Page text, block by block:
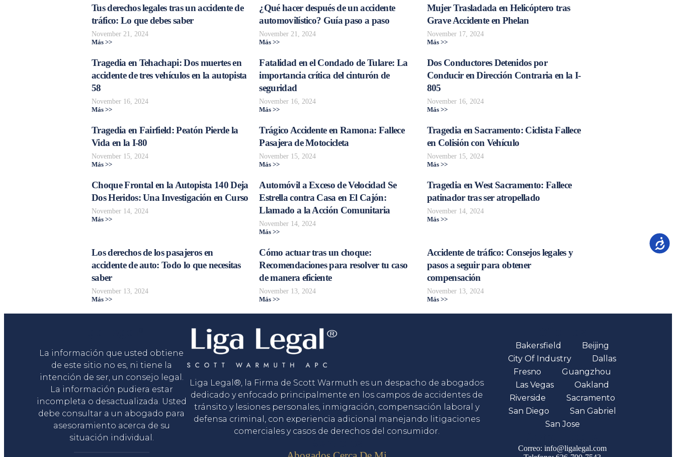
Tus derechos legales tras un accidente de
tráfico: Lo que debes saber
November 21, 2024
Más >>
¿Qué hacer después de un accidente
automovilístico? Guía paso a paso
November 21, 2024
Más >>
Mujer Trasladada en Helicóptero tras
Grave Accidente en Phelan
November 17, 2024
Más >>
Tragedia en Tehachapi: Dos muertes en
accidente de tres vehículos en la autopista
58
November 16, 2024
Más >>
Fatalidad en el Condado de Tulare: La
importancia crítica del cinturón de
seguridad
November 16, 2024
Más >>
Dos Conductores Detenidos por
Conducir en Dirección Contraria en la I-
805
November 16, 2024
Más >>
Tragedia en Fairfield: Peatón Pierde la
Vida en la I-80
November 15, 2024
Más >>
Trágico Accidente en Ramona: Fallece
Pasajera de Motocicleta
November 15, 2024
Más >>
Tragedia en Sacramento: Ciclista Fallece
en Colisión con Vehículo
November 15, 2024
Más >>
Choque Frontal en la Autopista 140 Deja
Dos Heridos: Una Investigación en Curso
November 14, 2024
Más >>
Automóvil a Exceso de Velocidad Se
Estrella contra Casa en El Cajón:
Llamado a la Acción Comunitaria
November 14, 2024
Más >>
Tragedia en West Sacramento: Fallece
patinador tras ser atropellado
November 14, 2024
Más >>
Los derechos de los pasajeros en
accidente de auto: Todo lo que necesitas
saber
November 13, 2024
Más >>
Cómo actuar tras un choque:
Recomendaciones para resolver tu caso
de manera eficiente
November 13, 2024
Más >>
Accidente de tráfico: Consejos legales y
pasos a seguir para obtener
compensación
November 13, 2024
Más >>
La información que usted obtiene
de este sitio no es, ni tiene la
intención de ser, un consejo legal.
La información pudiera estar
incompleta o desactualizada. Usted
debe consultar a un abogado para
asesoramiento acerca de su
situación individual.
Liga Legal®, la Firma de Scott Warmuth es un despacho de abogados
dedicado y enfocado principalmente en los campos de accidentes de
tránsito y lesiones personales, inmigración, compensación laboral y
defensa criminal, con experiencia adicional manejando litigaciones
comerciales y casos de derechos del consumidor.
Bakersfield
Beijing
City Of Industry
Dallas
Fresno
Guangzhou
Las Vegas
Oakland
Riverside
Sacramento
San Diego
San Gabriel
San Jose
Correo: info@ligalegal.com